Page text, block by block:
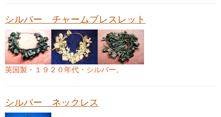
シルバー チャームブレスレット
英国製・１９２０年代・シルバー。
シルバー ネックレス